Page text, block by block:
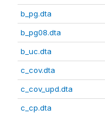
b_pg.dta
b_pg08.dta
b_uc.dta
c_cov.dta
c_cov_upd.dta
c_cp.dta